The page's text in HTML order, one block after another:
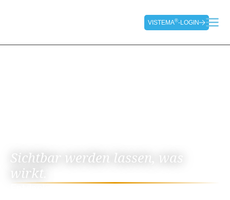
VISTEMA®-LOGIN
Sichtbar werden lassen, was
wirkt.